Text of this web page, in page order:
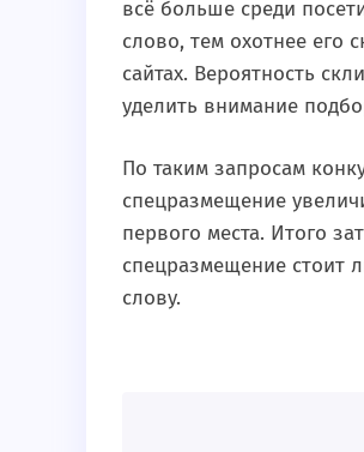
всё больше среди
слово, тем охотнее
сайтах. Вероятность
уделить внимание
По таким запросам
спецразмещение
первого места. Итого
спецразмещение стоит
слову.